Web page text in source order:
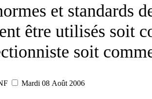
et standards
être utilisés soit
soit
BNF Mardi 08 Août 2006